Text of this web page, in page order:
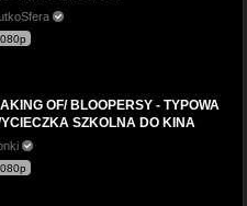
OF/ BLOOPERSY - TYPOWA
SZKOLNA DO KINA